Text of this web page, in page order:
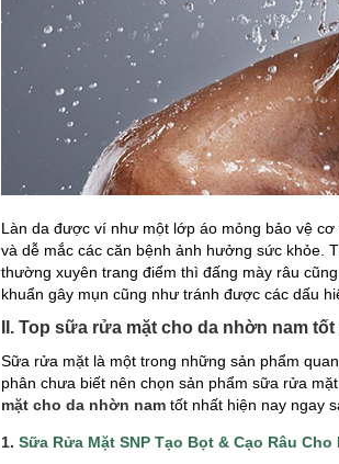
Làn da được ví như một lớp áo mỏng bảo vệ
và dễ mắc các căn bệnh ảnh hưởng sức khỏe.
thường xuyên trang điểm thì đấng mày râu
khuẩn gây mụn cũng như tránh được các dấu
II. Top sữa rửa mặt cho da nhờn nam
Sữa rửa mặt là một trong những sản phẩm
phân chưa biết nên chọn sản phẩm sữa rửa
mặt cho da nhờn nam tốt nhất hiện nay ngay
1.Sữa Rửa Mặt SNP Tạo Bọt & Cạo Râu